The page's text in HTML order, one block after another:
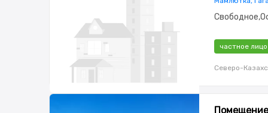
частное лицо
Северо-